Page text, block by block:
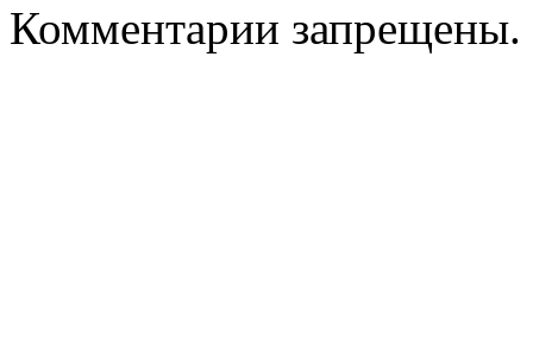
Комментарии запрещены.